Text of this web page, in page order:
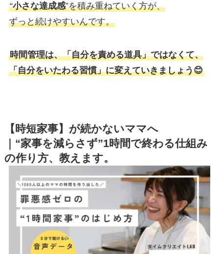
“小さな達成感”を積み重ねていく方が、
ずっと続けやすいんです。
時間管理は、「自分を責める道具」ではなくて、
「自分をいたわる習慣」に変えていきましょう😊
【時短家事】が続かないママへ
｜“家事を減らさず”1時間で終わる仕組み
の作り方、教えます。